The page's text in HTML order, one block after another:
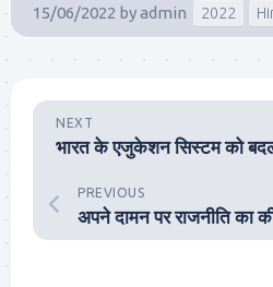
15/06/2022 byadmin 2022
NEXT
PREVIOUS
अपने दामन पर राजनीति का